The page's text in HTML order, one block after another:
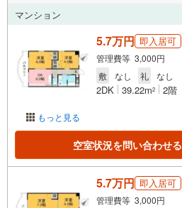
マンション
もっと見る
5.7万円 即入居可
管理費等 3,000円
敷
なし 礼 なし
2DK 39.22m2 2階
空室状況を問い合わせる
5.7万円 即入居可
管理費等 3,000円